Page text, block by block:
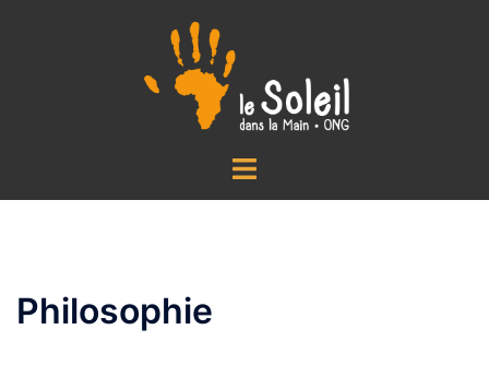
Ouvrir/fermer
Philosophie